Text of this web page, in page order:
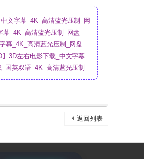
文字幕_4K_高清蓝光压制_网
幕_4K_高清蓝光压制_网盘
幕_4K_高清蓝光压制_网盘
】3D左右电影下载_中文字幕
国英双语_4K_高清蓝光压制_
返回列表